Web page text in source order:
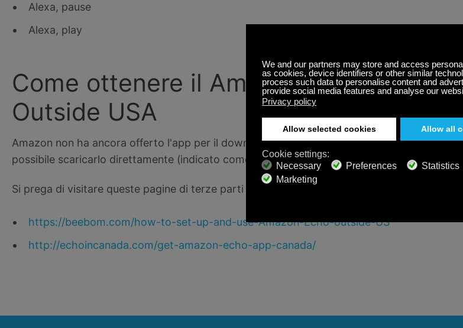
Alexa, pause
Alexa, play
Come ottenere il Amazon Alexa App
Outside USA
Amazon non ha ancora offerto l'app per il download su molti non - noi giocare negozi ma è
possibile scaricarlo direttamente (indicato come ' sideload esso ') come un file APK.
Si prega di visitare queste pagine di terze parti per suggerimenti utili:
https://beebom.com/how-to-set-up-and-use-Amazon-Echo-outside-US
http://echoincanada.com/get-amazon-echo-app-canada/